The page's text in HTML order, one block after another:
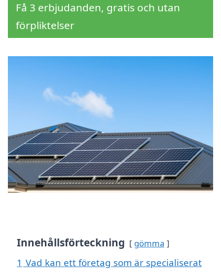
Få 3 erbjudanden, gratis och utan
förpliktelser
Innehållsförteckning gömma
1 Vad kan ett företag som är specialiserat